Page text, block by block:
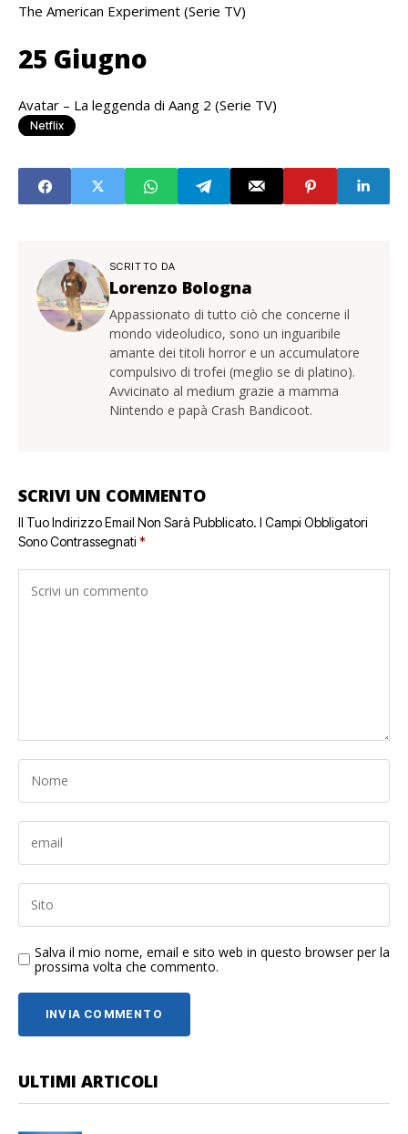
The American Experiment (Serie TV)
25 Giugno
Avatar – La leggenda di Aang 2 (Serie TV)
Netflix
SCRITTO DA
Lorenzo Bologna
Appassionato di tutto ciò che concerne il
mondo videoludico, sono un inguaribile
amante dei titoli horror e un accumulatore
compulsivo di trofei (meglio se di platino).
Avvicinato al medium grazie a mamma
Nintendo e papà Crash Bandicoot.
SCRIVI UN COMMENTO
Il Tuo Indirizzo Email Non Sarà Pubblicato. I Campi Obbligatori
Sono Contrassegnati *
Salva il mio nome, email e sito web in questo browser per la
prossima volta che commento.
ULTIMI ARTICOLI